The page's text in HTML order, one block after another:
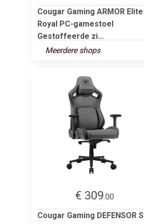
Cougar Gaming ARMOR Elite
Royal PC-gamestoel
Gestoffeerde zi...
Meerdere shops
€ 309.00
Cougar Gaming DEFENSOR S